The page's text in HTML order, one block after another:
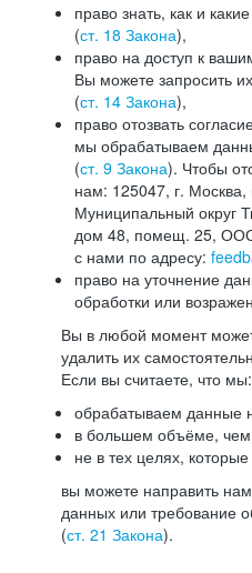
право знать, как и
(ст. 18 Закона),
право на доступ к
Вы можете запросить
(ст. 14 Закона),
право отозвать
мы обрабатываем
(ст. 9 Закона). Чтобы
нам: 125047, г. Москва,
Муниципальный округ
дом 48, помещ. 25, ООО
с нами по адресу:
право на уточнение
обработки или
Вы в любой момент
удалить их
Если вы считаете, что мы:
обрабатываем данные
в большем объёме, чем
не в тех целях,
вы можете направить
данных или требование
(ст. 21 Закона).